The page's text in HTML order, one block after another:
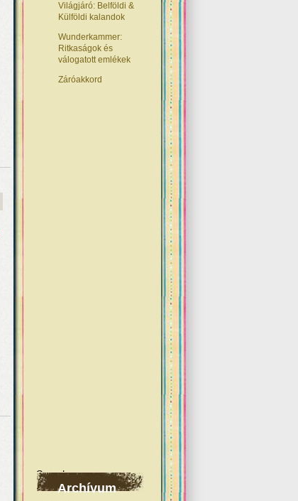
Világjáró: Belföldi &
Külföldi kalandok
Wunderkammer:
Ritkaságok és
válogatott emlékek
Záróakkord
Archívum